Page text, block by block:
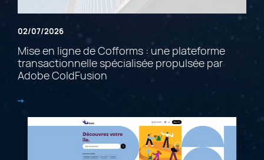
02/07/2026
Mise en ligne de Cofforms : une plateforme
transactionnelle spécialisée propulsée par
Adobe ColdFusion